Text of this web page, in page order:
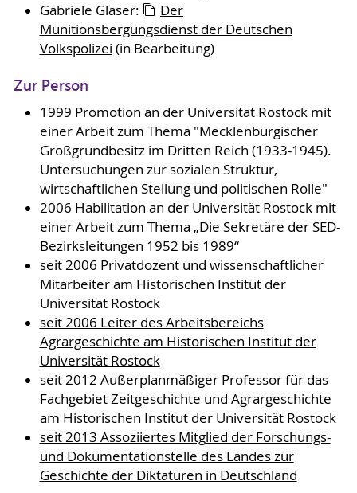
Gabriele Gläser:
Der
Munitionsbergungsdienst der Deutschen
Volkspolizei (in Bearbeitung)
Zur Person
1999 Promotion an der Universität Rostock mit
einer Arbeit zum Thema "Mecklenburgischer
Großgrundbesitz im Dritten Reich (1933-1945).
Untersuchungen zur sozialen Struktur,
wirtschaftlichen Stellung und politischen Rolle"
2006 Habilitation an der Universität Rostock mit
einer Arbeit zum Thema „Die Sekretäre der SED-
Bezirksleitungen 1952 bis 1989“
seit 2006 Privatdozent und wissenschaftlicher
Mitarbeiter am Historischen Institut der
Universität Rostock
seit 2006 Leiter des Arbeitsbereichs
Agrargeschichte am Historischen Institut der
Universität Rostock
seit 2012 Außerplanmäßiger Professor für das
Fachgebiet Zeitgeschichte und Agrargeschichte
am Historischen Institut der Universität Rostock
seit 2013 Assoziiertes Mitglied der Forschungs-
und Dokumentationstelle des Landes zur
Geschichte der Diktaturen in Deutschland